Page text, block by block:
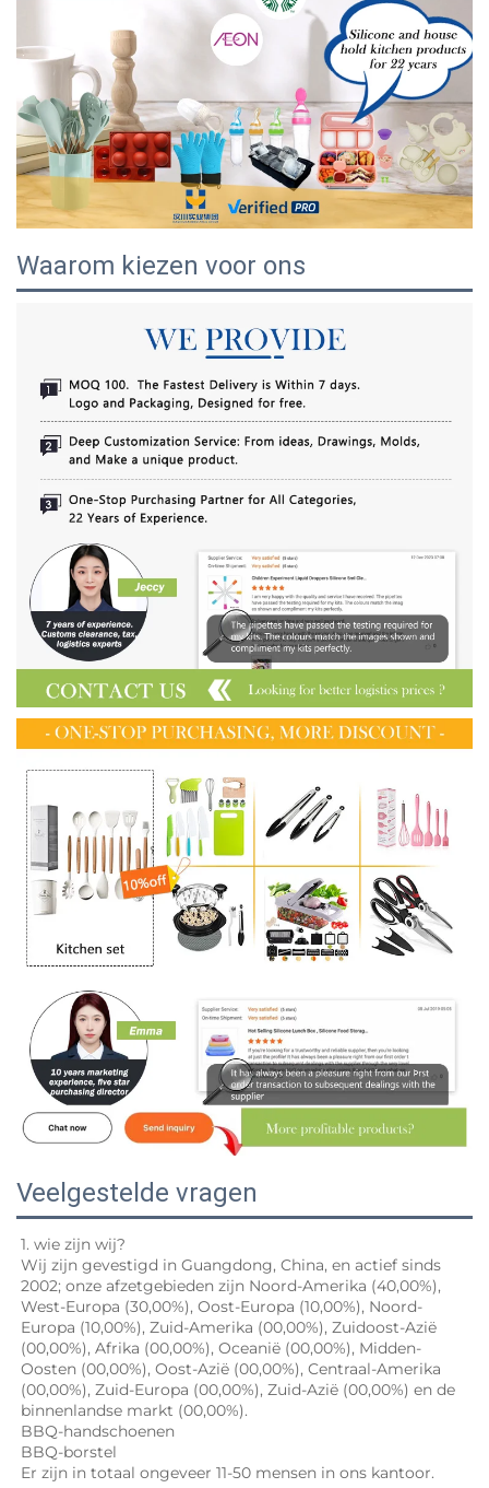
Waarom kiezen voor ons
Veelgestelde vragen
1. wie zijn wij?
Wij zijn gevestigd in Guangdong, China, en actief sinds
2002; onze afzetgebieden zijn Noord-Amerika (40,00%),
West-Europa (30,00%), Oost-Europa (10,00%), Noord-
Europa (10,00%), Zuid-Amerika (00,00%), Zuidoost-Azië
(00,00%), Afrika (00,00%), Oceanië (00,00%), Midden-
Oosten (00,00%), Oost-Azië (00,00%), Centraal-Amerika
(00,00%), Zuid-Europa (00,00%), Zuid-Azië (00,00%) en de
binnenlandse markt (00,00%).
BBQ-handschoenen
BBQ-borstel
Er zijn in totaal ongeveer 11-50 mensen in ons kantoor.